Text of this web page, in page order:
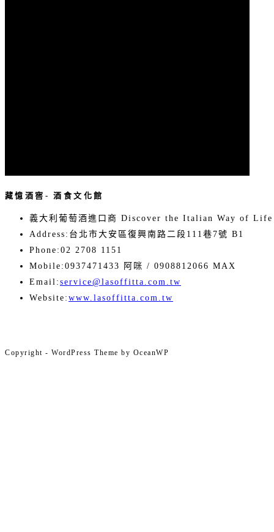
藏憶酒窖- 酒食文化館
義大利葡萄酒進口商 Discover the Italian Way of Life
Address: 台北市大安區復興南路二段111巷7號 B1
Phone: 02 2708 1151
Mobile: 0937471433 阿咪 / 0908812066 MAX
Email: service@lasoffitta.com.tw
Website: www.lasoffitta.com.tw
Copyright - WordPress Theme by OceanWP